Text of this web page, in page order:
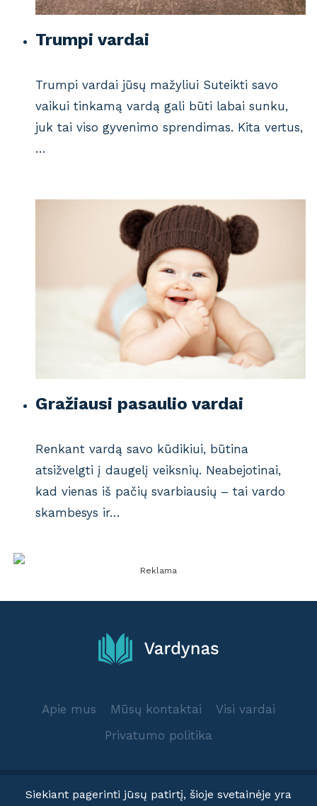
Trumpi vardai
Trumpi vardai jūsų mažyliui Suteikti savo
vaikui tinkamą vardą gali būti labai sunku,
juk tai viso gyvenimo sprendimas. Kita vertus,
…
Gražiausi pasaulio vardai
Renkant vardą savo kūdikiui, būtina
atsižvelgti į daugelį veiksnių. Neabejotinai,
kad vienas iš pačių svarbiausių – tai vardo
skambesys ir…
Reklama
Apie mus Mūsų kontaktai
Visi vardai
Privatumo politika
Siekiant pagerinti jūsų patirtį, šioje svetainėje yra